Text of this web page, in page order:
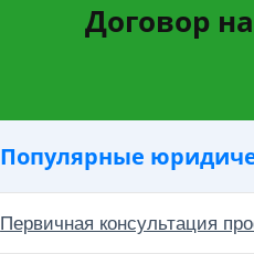
Договор
Популярные
Первичная консультация